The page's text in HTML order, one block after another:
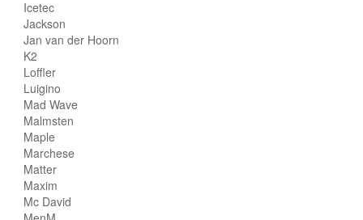
Icetec
Jackson
Jan van der Hoorn
K2
Loffler
Luigino
Mad Wave
Malmsten
Maple
Marchese
Matter
Maxim
Mc David